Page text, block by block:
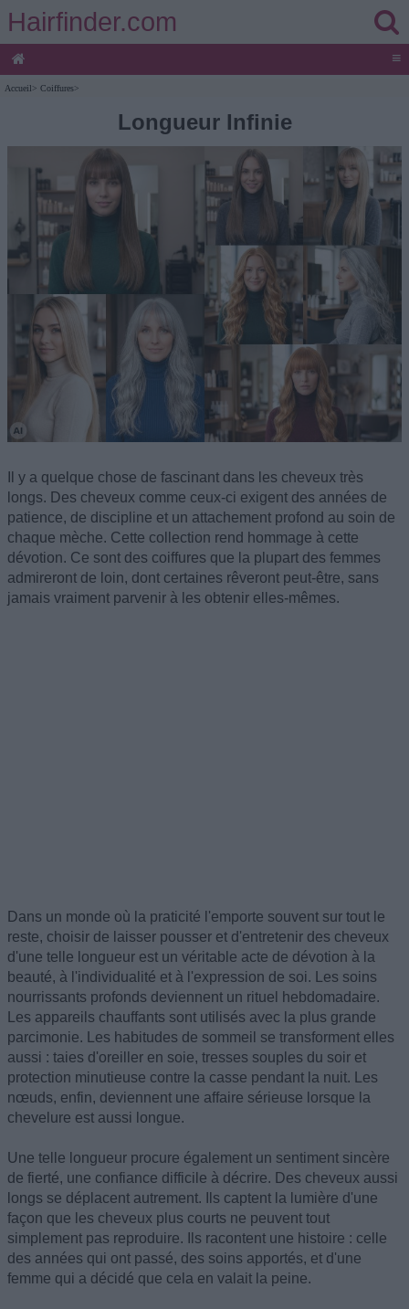
Hairfinder.com
≡
Accueil> Coiffures>
Longueur Infinie
Il y a quelque chose de fascinant dans les cheveux très
longs. Des cheveux comme ceux-ci exigent des années de
patience, de discipline et un attachement profond au soin de
chaque mèche. Cette collection rend hommage à cette
dévotion. Ce sont des coiffures que la plupart des femmes
admireront de loin, dont certaines rêveront peut-être, sans
jamais vraiment parvenir à les obtenir elles-mêmes.
Dans un monde où la praticité l'emporte souvent sur tout le
reste, choisir de laisser pousser et d'entretenir des cheveux
d'une telle longueur est un véritable acte de dévotion à la
beauté, à l'individualité et à l'expression de soi. Les soins
nourrissants profonds deviennent un rituel hebdomadaire.
Les appareils chauffants sont utilisés avec la plus grande
parcimonie. Les habitudes de sommeil se transforment elles
aussi : taies d'oreiller en soie, tresses souples du soir et
protection minutieuse contre la casse pendant la nuit. Les
nœuds, enfin, deviennent une affaire sérieuse lorsque la
chevelure est aussi longue.
Une telle longueur procure également un sentiment sincère
de fierté, une confiance difficile à décrire. Des cheveux aussi
longs se déplacent autrement. Ils captent la lumière d'une
façon que les cheveux plus courts ne peuvent tout
simplement pas reproduire. Ils racontent une histoire : celle
des années qui ont passé, des soins apportés, et d'une
femme qui a décidé que cela en valait la peine.